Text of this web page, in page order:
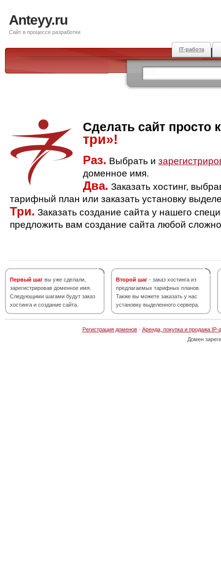
Anteyy.ru
Сайт в процессе разработки
IT-работа
Сделать сайт просто
три»!
Раз. Выбрать и
доменное имя.
Два. Заказать хостинг,
тарифный план или заказать установку
Три. Заказать создание сайта у нашего
предложить вам создание сайта любой
Первый шаг вы уже сделали,
зарегистрировав доменное имя.
Следующими шагами будут заказ
хостинга и создание сайта.
Второй шаг - заказ хостинга из
предлагаемых тарифных планов.
Также вы можете заказать у нас
установку выделенного сервера.
Регистрация доменов· Аренда, покупка и продажа IP-
Домен